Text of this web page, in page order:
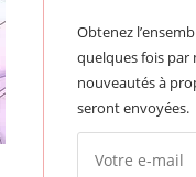
Obtenez
quelques fois par
nouveautés à
seront envoyées.